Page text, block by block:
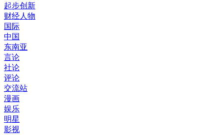
起步创新
财经人物
国际
中国
东南亚
言论
社论
评论
交流站
漫画
娱乐
明星
影视